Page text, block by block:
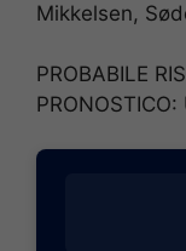
Mikkelsen,
PROBABILE